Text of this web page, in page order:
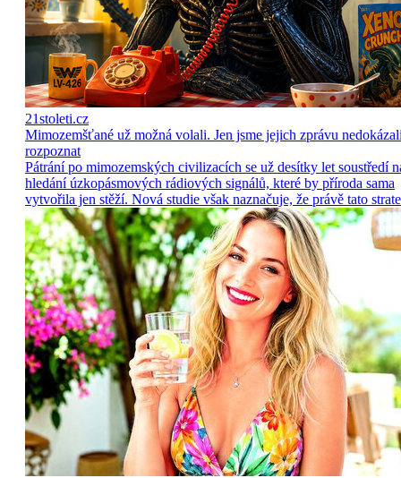
21stoleti.cz
Mimozemšťané už možná volali. Jen jsme jejich zprávu
rozpoznat
Pátrání po mimozemských civilizacích se už desítky let soustředí
hledání úzkopásmových rádiových signálů, které by příroda sama
vytvořila jen stěží. Nová studie však naznačuje, že právě tato strate